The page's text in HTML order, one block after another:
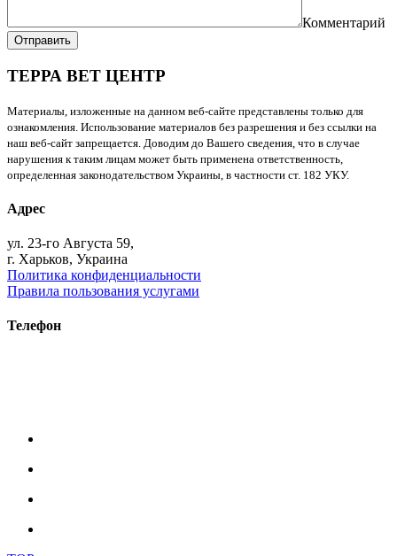
Комментарий
Отправить
ТЕРРА ВЕТ ЦЕНТР
Материалы, изложенные на данном веб-сайте представлены только для
ознакомления. Использование материалов без разрешения и без ссылки на
наш веб-сайт запрещается. Доводим до Вашего сведения, что в случае
нарушения к таким лицам может быть применена ответственность,
определенная законодательством Украины, в частности ст. 182 УКУ.
Адрес
ул. 23-го Августа 59,
г. Харьков, Украина
Политика конфиденциальности
Правила пользования услугами
Телефон